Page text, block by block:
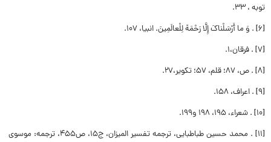
توبه ، ۳۳.
[۶] . وَ ما أَرْسَلْناکَ إِلَّا رَحْمَهً لِلْعالَمِینَ. انبیا، ۱۰۷.
[۷] . فرقان،۱.
[۸] . ص، ۸۷؛ قلم، ۵۷؛ تکویر،۲۷.
[۹] . اعراف، ۱۵۸.
[۱۰] . شعراء، ۱۹۵، ۱۹۸ و۱۹۹.
[۱۱] . محمد حسین طباطبایی، ترجمه تفسیر المیزان، ج۱۵، ص۴۵۵، ترجمه: موسوی